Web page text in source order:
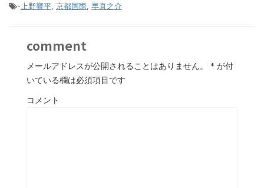
- 上野響平, 京都国際, 早真之介
comment
メールアドレスが公開されることはありません。 * が付
いている欄は必須項目です
コメント